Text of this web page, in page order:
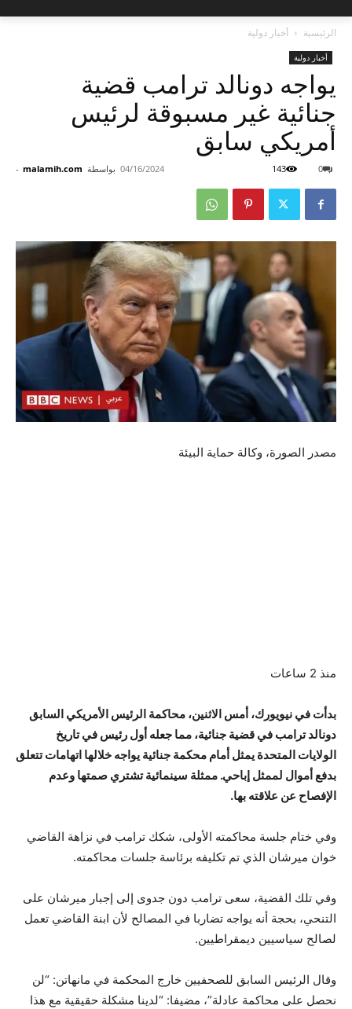
الرئيسية أخبار دولية
أخبار دولية
يواجه دونالد ترامب قضية
جنائية غير مسبوقة لرئيس
أمريكي سابق
بواسطة malamih.com
- 04/16/2024 0
143
مصدر الصورة، وكالة حماية البيئة
منذ 2 ساعات
بدأت في نيويورك، أمس الاثنين، محاكمة الرئيس الأمريكي السابق
دونالد ترامب في قضية جنائية، مما جعله أول رئيس في تاريخ
الولايات المتحدة يمثل أمام محكمة جنائية يواجه خلالها اتهامات تتعلق
بدفع أموال لممثل إباحي. ممثلة سينمائية تشتري صمتها وعدم
الإفصاح عن علاقته بها.
وفي ختام جلسة محاكمته الأولى، شكك ترامب في نزاهة القاضي
خوان ميرشان الذي تم تكليفه برئاسة جلسات محاكمته.
وفي تلك القضية، سعى ترامب دون جدوى إلى إجبار ميرشان على
التنحي، بحجة أنه يواجه تضاربا في المصالح لأن ابنة القاضي تعمل
لصالح سياسيين ديمقراطيين.
وقال الرئيس السابق للصحفيين خارج المحكمة في مانهاتن: “لن
نحصل على محاكمة عادلة”، مضيفا: “لدينا مشكلة حقيقية مع هذا